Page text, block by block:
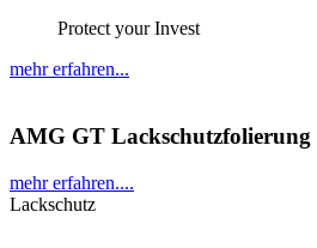
Protect your Invest
mehr erfahren...
AMG GT Lackschutzfolierung
mehr erfahren....
Lackschutz